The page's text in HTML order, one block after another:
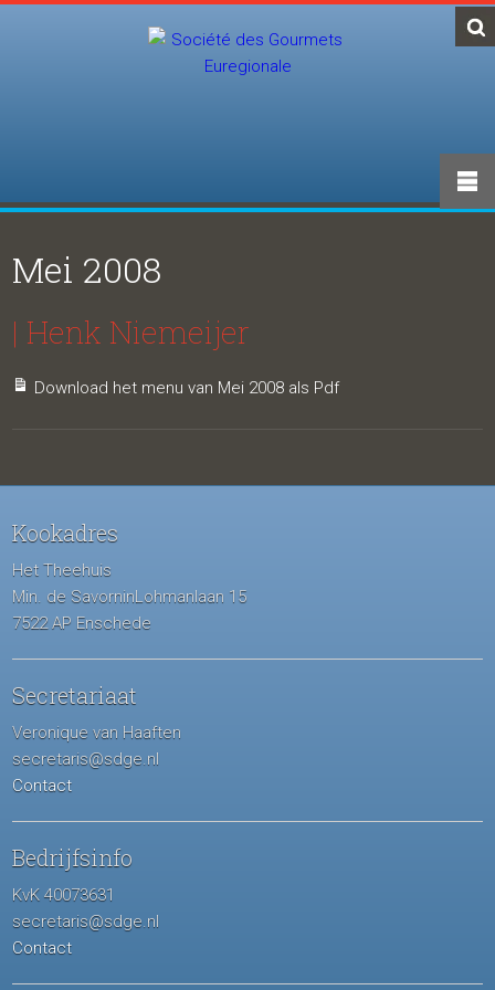
Mei 2008
| Henk Niemeijer
Download het menu van Mei 2008 als Pdf
Kookadres
Het Theehuis
Min. de SavorninLohmanlaan 15
7522 AP Enschede
Secretariaat
Veronique van Haaften
secretaris@sdge.nl
Contact
Bedrijfsinfo
KvK 40073631
secretaris@sdge.nl
Contact